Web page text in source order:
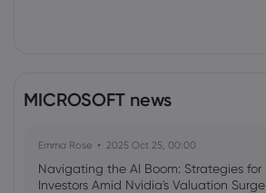
MICROSOFT news
Emma Rose 2025 Oct 25, 00:00
Navigating the AI Boom: Strategies for
Investors Amid Nvidia's Valuation Surge